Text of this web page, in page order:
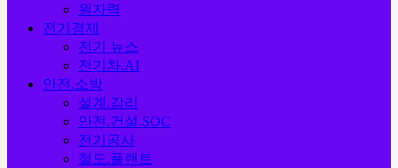
원자력
전기경제
전기 뉴스
전기차.AI
안전.소방
설계.감리
안전.건설.SOC
전기공사
철도.플랜트